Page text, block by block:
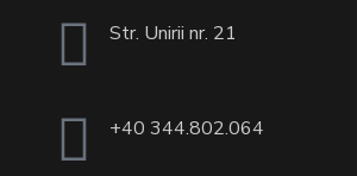
Str. Unirii nr. 21
+40 344.802.064